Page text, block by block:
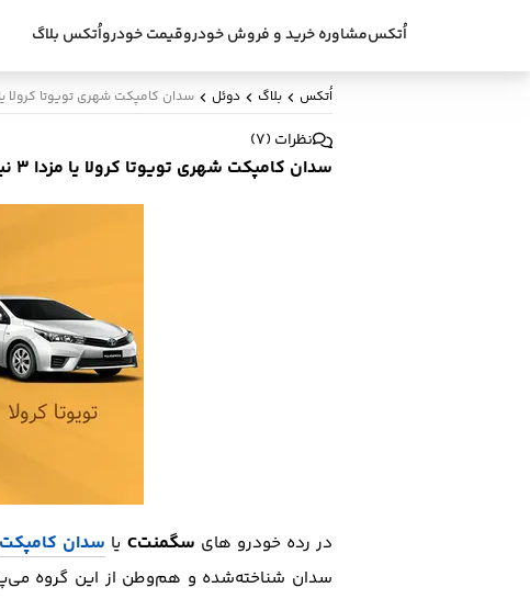
اُتکسمشاوره خرید و فروش خودروقیمت خودرواُتکس بلاگ
اُتکس بلاگ دوئل سدان کامپکت شهری تویوتا کرولا یا مزدا
نظرات (
7
)
سدان کامپکت شهری تویوتا کرولا یا مزدا 3 نیو ؟
در رده خودرو های سگمنتC یا سدان کامپکت
سدان شناخته‌شده و هم‌وطن از این گروه